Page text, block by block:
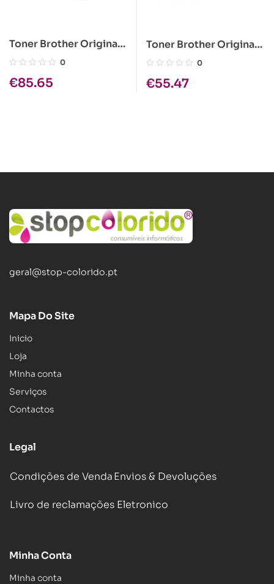
Toner Brother Original
TN-3430 0
€85.65
Toner Brother Original
TN-243BK Preto
0
€55.47
geral@stop-colorido.pt
Mapa Do Site
Inicio
Loja
Minha conta
Serviços
Contactos
Legal
Condições de VendaEnvios & Devoluções
Livro de reclamações Eletronico
Minha Conta
Minha conta